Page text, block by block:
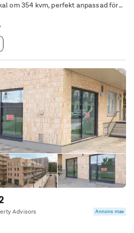
om 354 kvm, perfekt anpassad för
som vill dra nytta av ett starkt flöde
Advisors Annons max